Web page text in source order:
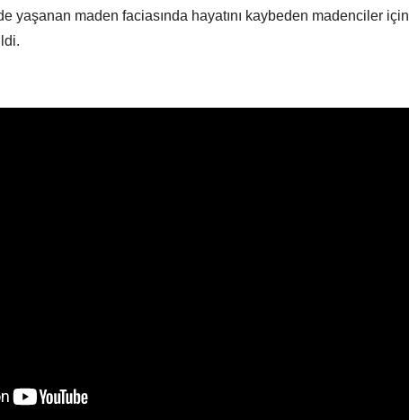
yaşanan maden faciasında hayatını kaybeden madenciler için